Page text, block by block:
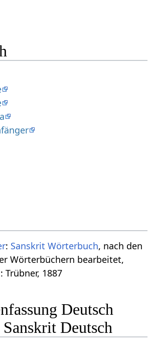
: Sanskrit Wörterbuch, nach den
Wörterbüchern bearbeitet,
Trübner, 1887
Deutsch
Deutsch